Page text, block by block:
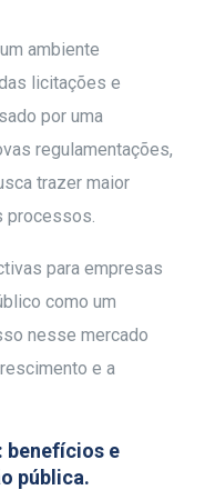
ambiente
licitações e
por uma
regulamentações,
trazer maior
processos.
para empresas
como um
nesse mercado
e a
benefícios e
pública.